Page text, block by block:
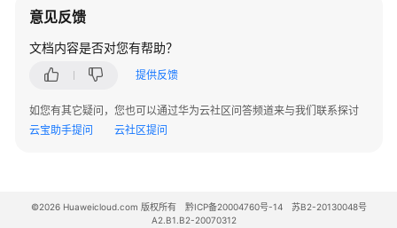
系
统
管
理
网
络
数
意见反馈
文档内容是否对您有帮助？
提供反馈
如您有其它疑问，您也可以通过华为云社区问答频道来与我们联系探讨
云宝助手提问
云社区提问
©2026 Huaweicloud.com 版权所有 黔ICP备20004760号-14
苏B2-20130048号
A2.B1.B2-20070312